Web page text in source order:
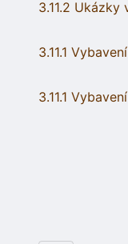
3.11.2 Ukázky
3.11.1
3.11.1